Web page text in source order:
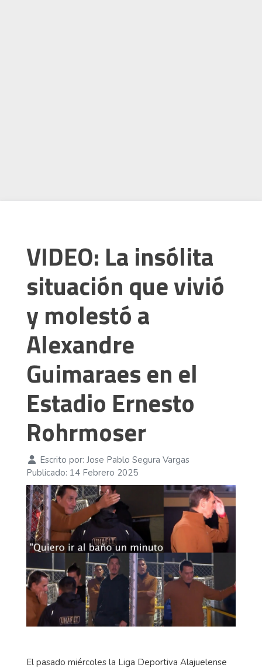
VIDEO: La insólita
situación que vivió
y molestó a
Alexandre
Guimaraes en el
Estadio Ernesto
Rohrmoser
Escrito por: Jose Pablo Segura Vargas
Publicado: 14 Febrero 2025
El pasado miércoles la Liga Deportiva Alajuelense